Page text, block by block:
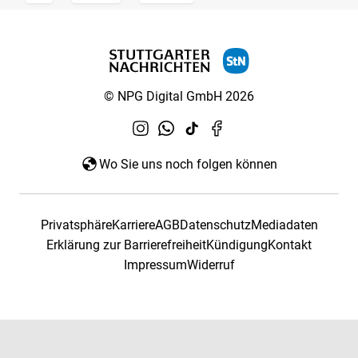
© NPG Digital GmbH 2026
Wo Sie uns noch folgen können
PrivatsphäreKarriereAGBDatenschutzMediadaten
Erklärung zur BarrierefreiheitKündigungKontakt
ImpressumWiderruf